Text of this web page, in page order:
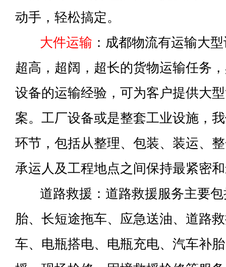
动手，轻松搞定。
大件运输 ：成都物流有运输大
超高，超阔，超长的货物运输任务
设备的运输经验，可为客户提供大
案。工厂设备或是整套工业设施，
环节，包括从整理、包装、装运、
承运人及工程地点之间保持最紧密
道路救援：道路救援服务主要包
胎、长短途拖车、应急送油、道路
车、电瓶搭电、电瓶充电、汽车补